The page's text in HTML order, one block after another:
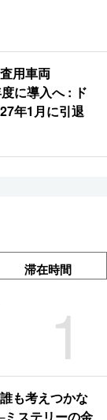
用車両
に導入へ : ド
年1月に引退
滞在時間
1
も考えつかな